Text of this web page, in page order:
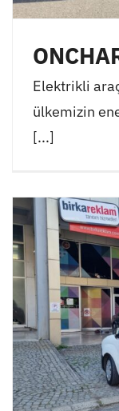
Elektrikli
ülkemizin
[...]